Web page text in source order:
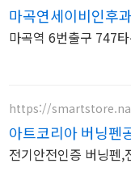
마곡연세이비인후
마곡역 6번출구 747
https://
아트코리아 버닝펜
전기안전인증 버닝펜,